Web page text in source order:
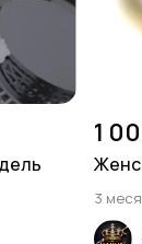
1
3